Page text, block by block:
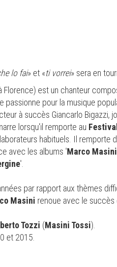
lo fai» et «ti vorrei» sera en
est un chanteur
passionne pour la musique
à succès Giancarlo Bigazzi,
lorsqu'il remporte au
habituels. Il remporte
avec les albums 'Marco Masini
'.
par rapport aux thèmes
Masini renoue avec le
Tozzi (Masini Tossi).
et 2015.